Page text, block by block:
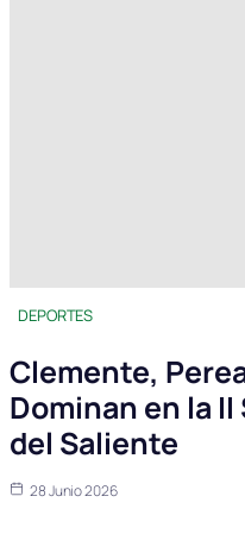
DEPORTES
Clemente,
Dominan en la
del Saliente
28 Junio 2026